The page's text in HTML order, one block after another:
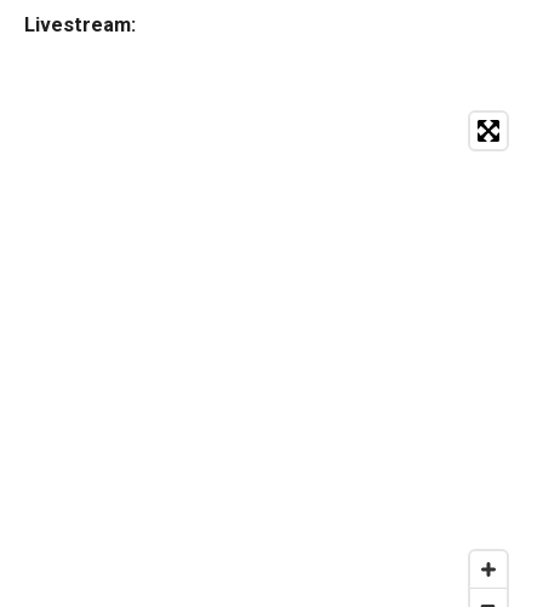
Livestream: